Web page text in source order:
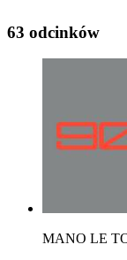
63 odcinków
MANO LE